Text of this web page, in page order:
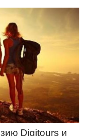
Digitours и